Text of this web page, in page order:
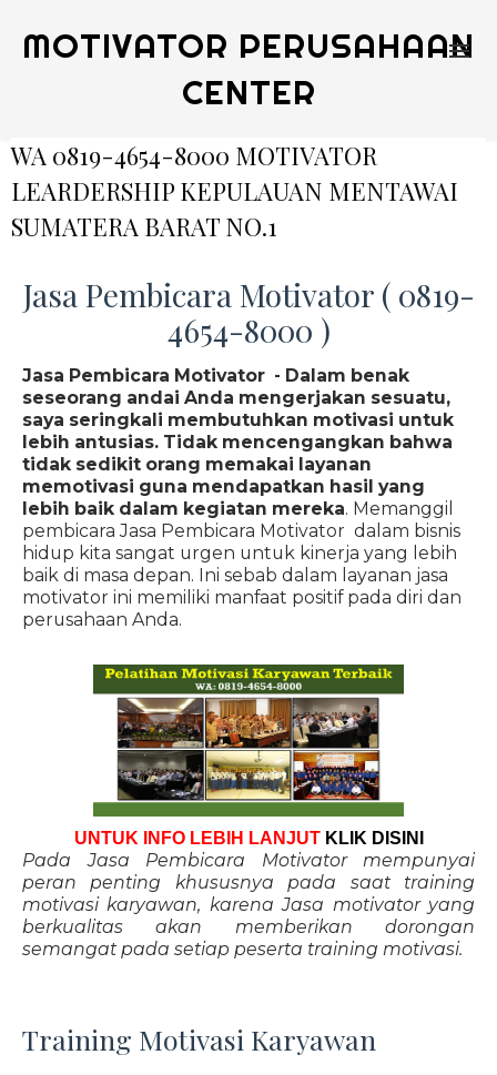
MOTIVATOR PERUSAHAAN
CENTER
WA 0819-4654-8000 MOTIVATOR
LEARDERSHIP KEPULAUAN MENTAWAI
SUMATERA BARAT NO.1
Jasa Pembicara Motivator ( 0819-
4654-8000 )
Jasa Pembicara Motivator - Dalam benak
seseorang andai Anda mengerjakan sesuatu,
saya seringkali membutuhkan motivasi untuk
lebih antusias. Tidak mencengangkan bahwa
tidak sedikit orang memakai layanan
memotivasi guna mendapatkan hasil yang
lebih baik dalam kegiatan mereka. Memanggil
pembicara Jasa Pembicara Motivator dalam bisnis
hidup kita sangat urgen untuk kinerja yang lebih
baik di masa depan. Ini sebab dalam layanan jasa
motivator ini memiliki manfaat positif pada diri dan
perusahaan Anda.
UNTUK INFO LEBIH LANJUT KLIK DISINI
Pada Jasa Pembicara Motivator mempunyai
peran penting khususnya pada saat training
motivasi karyawan, karena Jasa motivator yang
berkualitas akan memberikan dorongan
semangat pada setiap peserta training motivasi.
Training Motivasi Karyawan